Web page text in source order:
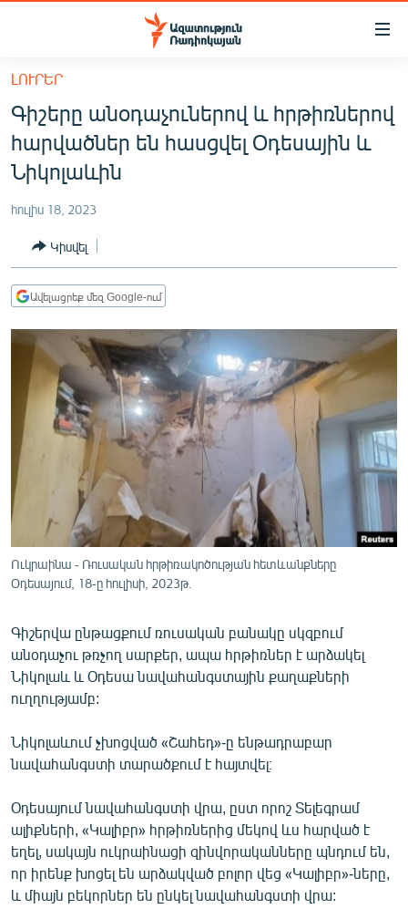
Մատչելիության
հիմնական
բովանդակությանը
Անցնել
հիմնական
մենյուին
ՀԱՅԱՍՏԱՆ
ՔԱՂԱՔԱԿԱՆ
ՀԱՍԱՐԱԿՈՒԹՅՈՒՆ
ՏՆՏԵՍՈՒԹՅՈՒՆ
ՂԱՐԱԲԱՂ
ՊԱՏԵՐԱԶՄԻ 6 ՇԱԲԱԹՆԵՐԸ
ՏԱՐԱԾԱՇՐՋԱՆ
ՄԻՋԱԶԳԱՅԻՆ
ՄՇԱԿՈՒՅԹ
ՍՊՈՐՏ
ՄԵԿՆԱԲԱՆՈՒԹՅՈՒՆ
ԿՈՐՈՆԱՎԻՐՈՒՍ
ՏԵՍԱՆՅՈՒԹԵՐ
ԲԱՆԱՎԵՃ
ՓՈԴՔԱՍԹ
Հայերեն
English
Русский
ԼՈՒՐԵՐ
Գիշերը անօդաչուներով և հրթիռներով
հարվածներ են հասցվել Օդեսային և
Նիկոլաևին
հուլիս 18, 2023
Կիսվել
Ավելացրեք մեզ Google-ում
Ուկրաինա - Ռուսական հրթիռակոծության հետևանքները
Օդեսայում, 18-ը հուլիսի, 2023թ.
Գիշերվա ընթացքում ռուսական բանակը սկզբում
անօդաչու թռչող սարքեր, ապա հրթիռներ է արձակել
Նիկոլաև և Օդեսա նավահանգստային քաղաքների
ուղղությամբ:
Նիկոլաևում չխոցված «Շահեդ»-ը ենթադրաբար
նավահանգստի տարածքում է հայտվել։
Օդեսայում նավահանգստի վրա, ըստ որոշ Տելեգրամ
ալիքների, «Կալիբր» հրթիռներից մեկով ևս հարված է
եղել, սակայն ուկրաինացի զինվորականները պնդում են,
որ իրենք խոցել են արձակված բոլոր վեց «Կալիբր»-ները,
և միայն բեկորներ են ընկել նավահանգստի վրա: